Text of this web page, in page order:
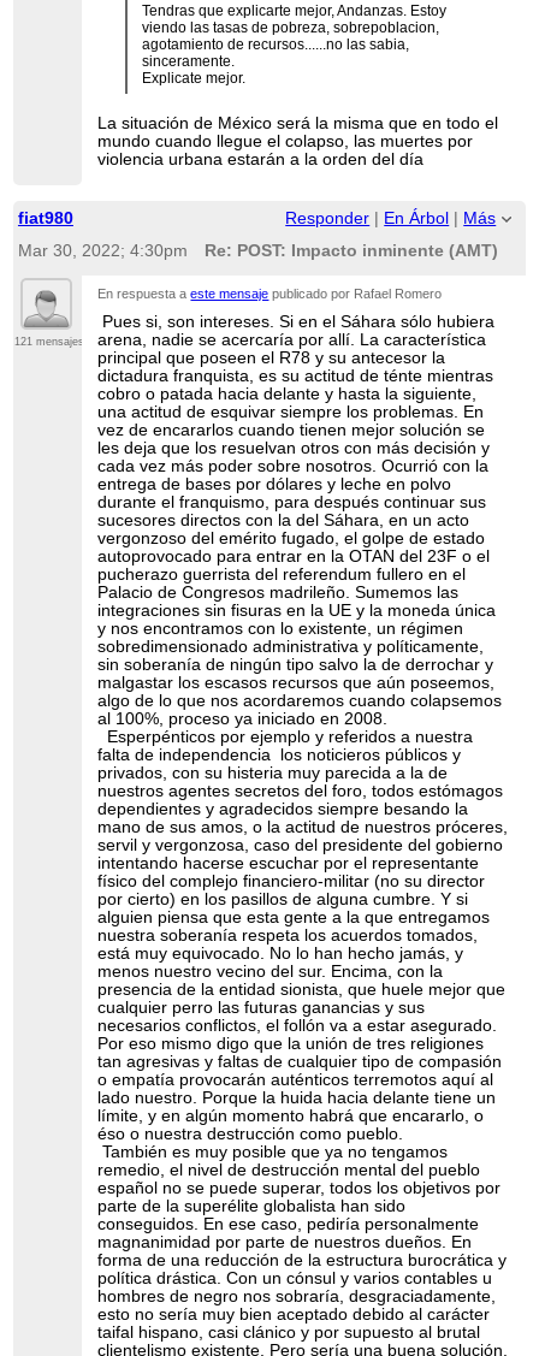
Tendras que explicarte mejor, Andanzas. Estoy
viendo las tasas de pobreza, sobrepoblacion,
agotamiento de recursos......no las sabia,
sinceramente.
Explicate mejor.
La situación de México será la misma que en todo el
mundo cuando llegue el colapso, las muertes por
violencia urbana estarán a la orden del día
fiat980 Responder En Árbol
Más
Mar 30, 2022; 4:30pm
Re: POST: Impacto inminente (AMT)
121 mensajes
En respuesta aeste mensaje publicado por Rafael Romero
Pues si, son intereses. Si en el Sáhara sólo hubiera
arena, nadie se acercaría por allí. La característica
principal que poseen el R78 y su antecesor la
dictadura franquista, es su actitud de ténte mientras
cobro o patada hacia delante y hasta la siguiente,
una actitud de esquivar siempre los problemas. En
vez de encararlos cuando tienen mejor solución se
les deja que los resuelvan otros con más decisión y
cada vez más poder sobre nosotros. Ocurrió con la
entrega de bases por dólares y leche en polvo
durante el franquismo, para después continuar sus
sucesores directos con la del Sáhara, en un acto
vergonzoso del emérito fugado, el golpe de estado
autoprovocado para entrar en la OTAN del 23F o el
pucherazo guerrista del referendum fullero en el
Palacio de Congresos madrileño. Sumemos las
integraciones sin fisuras en la UE y la moneda única
y nos encontramos con lo existente, un régimen
sobredimensionado administrativa y políticamente,
sin soberanía de ningún tipo salvo la de derrochar y
malgastar los escasos recursos que aún poseemos,
algo de lo que nos acordaremos cuando colapsemos
al 100%, proceso ya iniciado en 2008.
Esperpénticos por ejemplo y referidos a nuestra
falta de independencia los noticieros públicos y
privados, con su histeria muy parecida a la de
nuestros agentes secretos del foro, todos estómagos
dependientes y agradecidos siempre besando la
mano de sus amos, o la actitud de nuestros próceres,
servil y vergonzosa, caso del presidente del gobierno
intentando hacerse escuchar por el representante
físico del complejo financiero-militar (no su director
por cierto) en los pasillos de alguna cumbre. Y si
alguien piensa que esta gente a la que entregamos
nuestra soberanía respeta los acuerdos tomados,
está muy equivocado. No lo han hecho jamás, y
menos nuestro vecino del sur. Encima, con la
presencia de la entidad sionista, que huele mejor que
cualquier perro las futuras ganancias y sus
necesarios conflictos, el follón va a estar asegurado.
Por eso mismo digo que la unión de tres religiones
tan agresivas y faltas de cualquier tipo de compasión
o empatía provocarán auténticos terremotos aquí al
lado nuestro. Porque la huida hacia delante tiene un
límite, y en algún momento habrá que encararlo, o
éso o nuestra destrucción como pueblo.
También es muy posible que ya no tengamos
remedio, el nivel de destrucción mental del pueblo
español no se puede superar, todos los objetivos por
parte de la superélite globalista han sido
conseguidos. En ese caso, pediría personalmente
magnanimidad por parte de nuestros dueños. En
forma de una reducción de la estructura burocrática y
política drástica. Con un cónsul y varios contables u
hombres de negro nos sobraría, desgraciadamente,
esto no sería muy bien aceptado debido al carácter
taifal hispano, casi clánico y por supuesto al brutal
clientelismo existente. Pero sería una buena solución.